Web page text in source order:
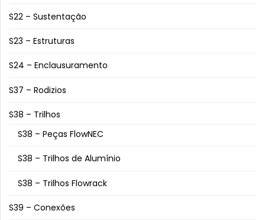
S22 – Sustentação
S23 – Estruturas
S24 – Enclausuramento
S37 – Rodizios
S38 – Trilhos
S38 – Peças FlowNEC
S38 – Trilhos de Alumínio
S38 – Trilhos Flowrack
S39 – Conexões